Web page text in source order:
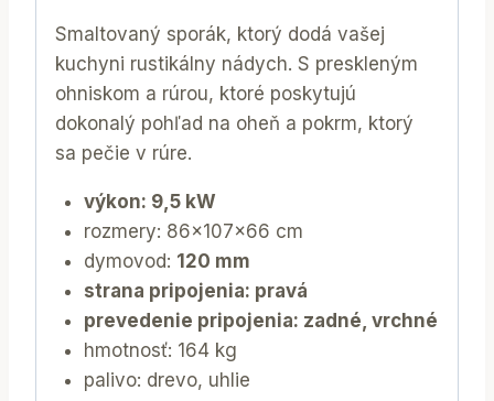
Smaltovaný sporák, ktorý dodá vašej
kuchyni rustikálny nádych. S preskleným
ohniskom a rúrou, ktoré poskytujú
dokonalý pohľad na oheň a pokrm, ktorý
sa pečie v rúre.
výkon: 9,5 kW
rozmery: 86x107x66 cm
dymovod: 120 mm
strana pripojenia: pravá
prevedenie pripojenia: zadné, vrchné
hmotnosť: 164 kg
palivo: drevo, uhlie